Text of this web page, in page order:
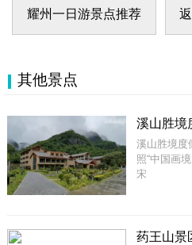
耀州一日游景点推荐
其他景点
溪山胜境
溪山胜境度
照“中国画
宋
药王山景